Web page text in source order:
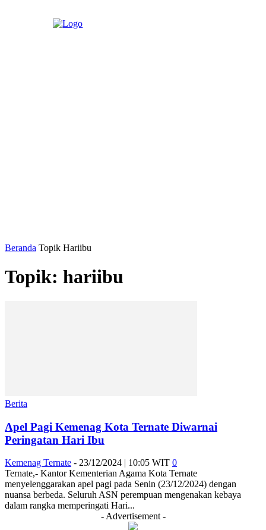
Beranda Topik Hariibu
Topik: hariibu
Berita
Apel Pagi Kemenag Kota Ternate Diwarnai
Peringatan Hari Ibu
Kemenag Ternate - 23/12/2024 | 10:05 WIT 0
Ternate,- Kantor Kementerian Agama Kota Ternate
menyelenggarakan apel pagi pada Senin (23/12/2024) dengan
nuansa berbeda. Seluruh ASN perempuan mengenakan kebaya
dalam rangka memperingati Hari...
- Advertisement -